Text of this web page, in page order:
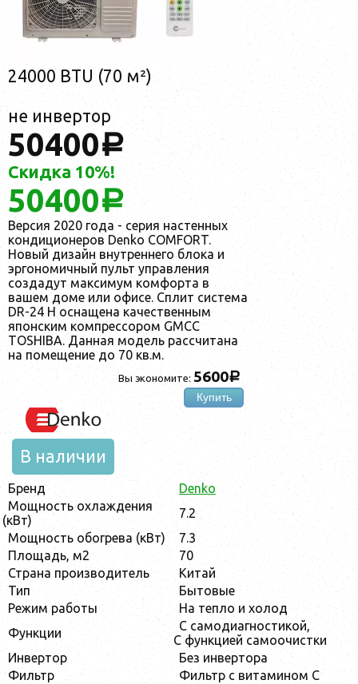
24000 BTU (70 м²)
не инвертор
50400a
Скидка 10%!
50400a
Версия 2020 года - серия настенных
кондиционеров Denko COMFORT.
Новый дизайн внутреннего блока и
эргономичный пульт управления
создадут максимум комфорта в
вашем доме или офисе. Сплит система
DR-24 H оснащена качественным
японским компрессором GMCC
TOSHIBA. Данная модель рассчитана
на помещение до 70 кв.м.
Вы экономите: 5600a
Купить
В наличии
Бренд
Denko
Мощность охлаждения
(кВт)
7.2
Мощность обогрева (кВт)
7.3
Площадь, м2
70
Страна производитель
Китай
Тип
Бытовые
Режим работы
На тепло и холод
Функции
С самодиагностикой,
С функцией самоочистки
Инвертор
Без инвертора
Фильтр
Фильтр с витамином C